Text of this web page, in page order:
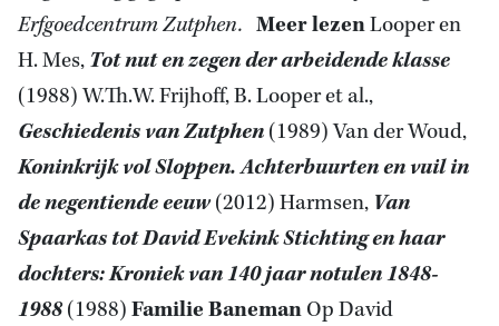
Erfgoedcentrum Zutphen. Meer lezenLooper en
H. Mes,Tot nut en zegen der arbeidende klasse
(1988) W.Th.W. Frijhoff, B. Looper et al.,
Geschiedenis van Zutphen(1989) Van der Woud,
Koninkrijk vol Sloppen. Achterbuurten en vuil in
de negentiende eeuw(2012) Harmsen, Van
Spaarkas tot David Evekink Stichting en haar
dochters: Kroniek van 140 jaar notulen 1848-
1988(1988)Familie BanemanOp David